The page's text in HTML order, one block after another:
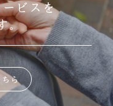
ービスを
。
ら